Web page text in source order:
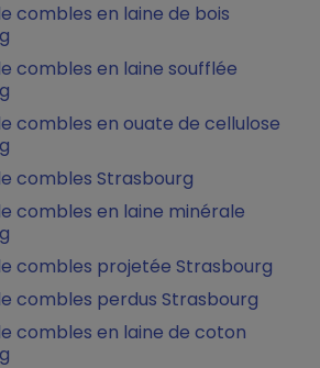
combles en laine de bois
combles en laine soufflée
combles en ouate de cellulose
combles Strasbourg
combles en laine minérale
combles projetée Strasbourg
combles perdus Strasbourg
combles en laine de coton